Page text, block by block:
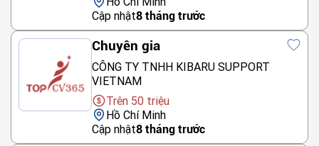
Cập nhật8 tháng trước
Chuyên gia
CÔNG TY TNHH KIBARU SUPPORT
VIETNAM
Trên 50 triệu
Hồ Chí Minh
Cập nhật8 tháng trước